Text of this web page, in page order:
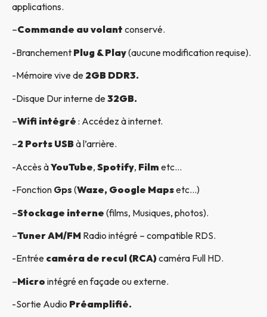
applications.
–Commande au volant conservé.
-Branchement Plug & Play(aucune modification requise).
-Mémoire vive de 2GB DDR3.
-Disque Dur interne de32GB.
–Wifi intégré : Accédez à internet.
–2 Ports USBà l’arrière.
-Accès àYouTube, Spotify, Film etc…
-Fonction Gps (Waze, Google Mapsetc…)
–Stockage interne (films, Musiques, photos).
–Tuner AM/FM Radio intégré – compatible RDS.
-Entrée caméra de recul (RCA)caméra Full HD.
–Micro intégré en façade ou externe.
-Sortie Audio Préamplifié.